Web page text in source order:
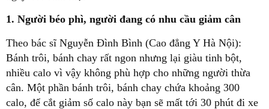
1. Người béo phì, người đang có nhu cầu giảm cân
Theo bác sĩ Nguyễn Đình Bình (Cao đẳng Y Hà Nội):
Bánh trôi, bánh chay rất ngon nhưng lại giàu tinh bột,
nhiều calo vì vậy không phù hợp cho những người thừa
cân. Một phần bánh trôi, bánh chay chứa khoảng 300
calo, để cắt giảm số calo này bạn sẽ mất tới 30 phút đi xe